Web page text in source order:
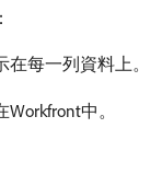
每一列資料上。
中。